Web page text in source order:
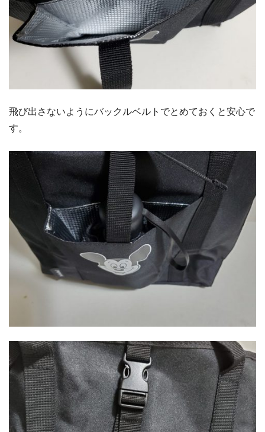
飛び出さないようにバックルベルトでとめておくと安心で
す。